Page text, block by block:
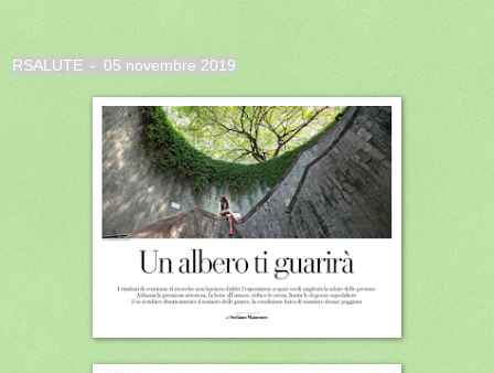
RSALUTE - 05 novembre 2019